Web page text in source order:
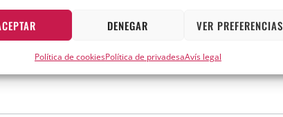
DENEGAR VER PREFERENCIAS
Política de cookiesPolítica de privadesaAvís legal